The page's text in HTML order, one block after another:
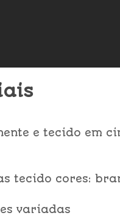
e tecido em
tecido cores:
variadas